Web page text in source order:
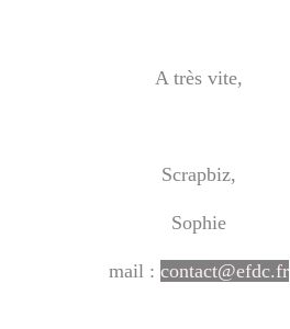
A très vite,
Scrapbiz,
Sophie
mail : contact@efdc.fr